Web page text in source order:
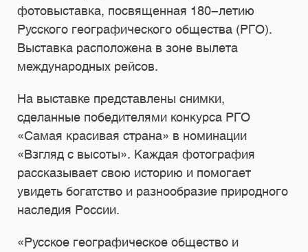
фотовыставка, посвященная 180-летию
Русского географического общества (РГО).
Выставка расположена в зоне вылета
международных рейсов.
На выставке представлены снимки,
сделанные победителями конкурса РГО
«Самая красивая страна» в номинации
«Взгляд с высоты». Каждая фотография
рассказывает свою историю и помогает
увидеть богатство и разнообразие природного
наследия России.
«Русское географическое общество и